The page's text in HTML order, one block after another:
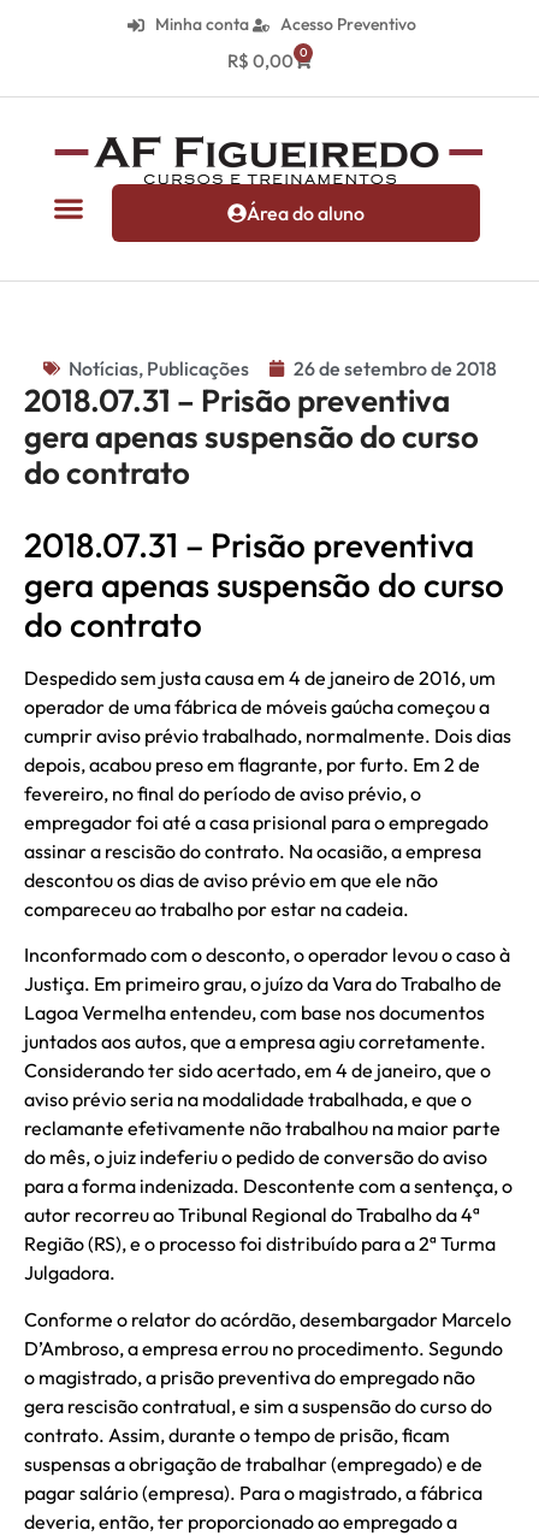
Minha conta Acesso Preventivo
R$ 0,00 0
Área do aluno
Notícias, Publicações 26 de setembro de 2018
2018.07.31 – Prisão preventiva
gera apenas suspensão do curso
do contrato
2018.07.31 – Prisão preventiva
gera apenas suspensão do curso
do contrato
Despedido sem justa causa em 4 de janeiro de 2016, um
operador de uma fábrica de móveis gaúcha começou a
cumprir aviso prévio trabalhado, normalmente. Dois dias
depois, acabou preso em flagrante, por furto. Em 2 de
fevereiro, no final do período de aviso prévio, o
empregador foi até a casa prisional para o empregado
assinar a rescisão do contrato. Na ocasião, a empresa
descontou os dias de aviso prévio em que ele não
compareceu ao trabalho por estar na cadeia.
Inconformado com o desconto, o operador levou o caso à
Justiça. Em primeiro grau, o juízo da Vara do Trabalho de
Lagoa Vermelha entendeu, com base nos documentos
juntados aos autos, que a empresa agiu corretamente.
Considerando ter sido acertado, em 4 de janeiro, que o
aviso prévio seria na modalidade trabalhada, e que o
reclamante efetivamente não trabalhou na maior parte
do mês, o juiz indeferiu o pedido de conversão do aviso
para a forma indenizada. Descontente com a sentença, o
autor recorreu ao Tribunal Regional do Trabalho da 4ª
Região (RS), e o processo foi distribuído para a 2ª Turma
Julgadora.
Conforme o relator do acórdão, desembargador Marcelo
D’Ambroso, a empresa errou no procedimento. Segundo
o magistrado, a prisão preventiva do empregado não
gera rescisão contratual, e sim a suspensão do curso do
contrato. Assim, durante o tempo de prisão, ficam
suspensas a obrigação de trabalhar (empregado) e de
pagar salário (empresa). Para o magistrado, a fábrica
deveria, então, ter proporcionado ao empregado a